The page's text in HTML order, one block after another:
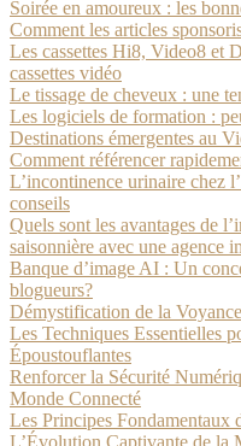
Soirée en amoureux : les
Comment les articles
Les cassettes Hi8, Video8 et
cassettes vidéo
Le tissage de cheveux : une
Les logiciels de formation :
Destinations émergentes au
Comment référencer
L’incontinence urinaire chez
conseils
Quels sont les avantages de
saisonnière avec une agence
Banque d’image AI : Un
blogueurs?
Démystification de la
Les Techniques Essentielles
Époustouflantes
Renforcer la Sécurité
Monde Connecté
Les Principes
L’Évolution Captivante de la